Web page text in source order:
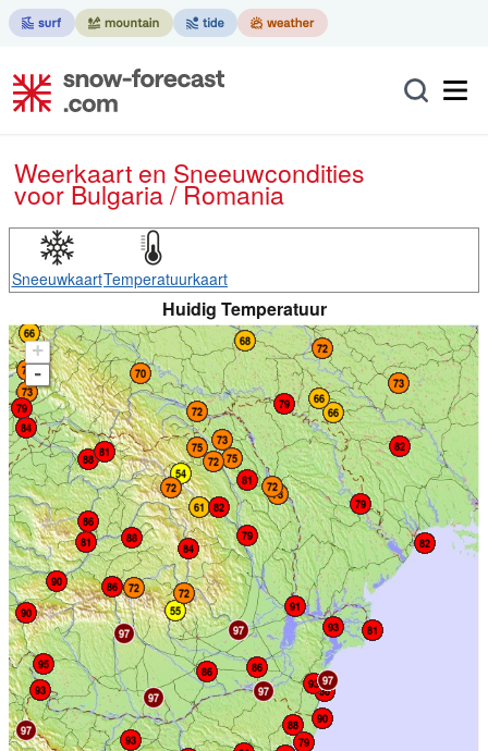
Weerkaart en Sneeuwcondities
voor Bulgaria / Romania
SneeuwkaartTemperatuurkaart
Huidig Temperatuur
+
-